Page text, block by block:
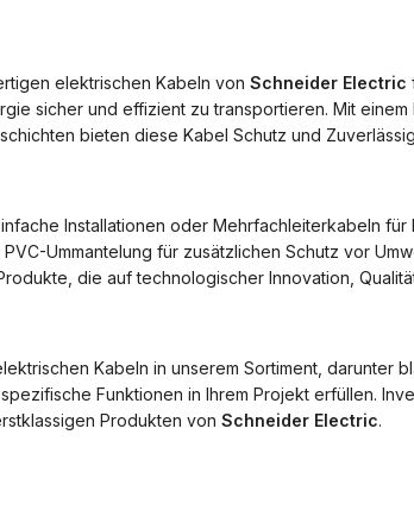
elektrischen Kabeln von Schneider Electric
sicher und effizient zu transportieren. Mit
bieten diese Kabel Schutz und
Installationen oder Mehrfachleiterkabeln für
Ummantelung für zusätzlichen Schutz vor
die auf technologischer Innovation,
Kabeln in unserem Sortiment, darunter
Funktionen in Ihrem Projekt erfüllen.
Produkten von Schneider Electric.